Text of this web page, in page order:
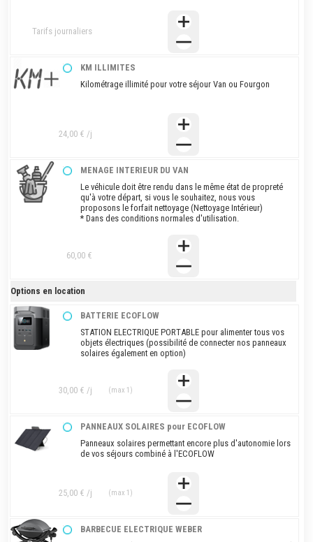
Tarifs journaliers
KM ILLIMITES
Kilométrage illimité pour votre séjour Van ou Fourgon
24,00 € /j
MENAGE INTERIEUR DU VAN
Le véhicule doit être rendu dans le même état de propreté
qu'à votre départ, si vous le souhaitez, nous vous
proposons le forfait nettoyage (Nettoyage Intérieur)
* Dans des conditions normales d'utilisation.
60,00 €
Options en location
BATTERIE ECOFLOW
STATION ELECTRIQUE PORTABLE pour alimenter tous vos
objets électriques (possibilité de connecter nos panneaux
solaires également en option)
(max 1)
30,00 € /j
PANNEAUX SOLAIRES pour ECOFLOW
Panneaux solaires permettant encore plus d'autonomie lors
de vos séjours combiné à l'ECOFLOW
(max 1)
25,00 € /j
BARBECUE ELECTRIQUE WEBER